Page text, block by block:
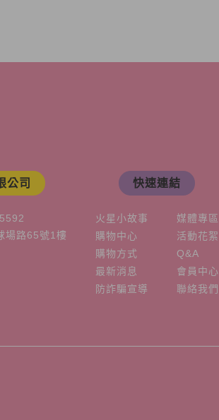
公司
場路65號1樓
快速連結
火星小故事
購物中心
購物方式
最新消息
防詐騙宣導
媒體專區
活動花絮
Q&A
會員中心
聯絡我們